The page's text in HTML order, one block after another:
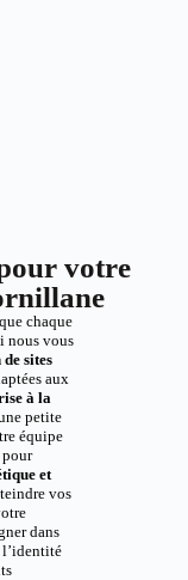
votre
chaque
nous vous
sites
aux
à la
petite
équipe
et
vos
dans